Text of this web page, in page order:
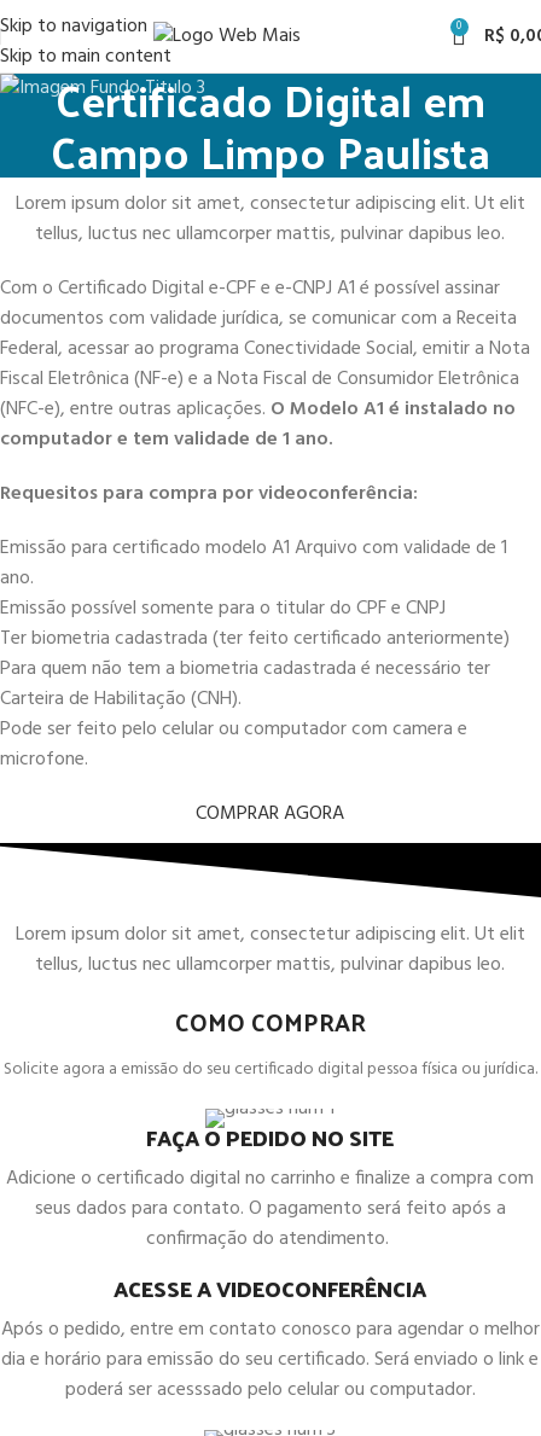
Skip to navigation
Skip to main content
0 R$
Certificado Digital em
Campo Limpo Paulista
Lorem ipsum dolor sit amet, consectetur adipiscing elit. Ut elit
tellus, luctus nec ullamcorper mattis, pulvinar dapibus leo.
Com o Certificado Digital e-CPF e e-CNPJ A1 é possível assinar
documentos com validade jurídica, se comunicar com a Receita
Federal, acessar ao programa Conectividade Social, emitir a Nota
Fiscal Eletrônica (NF-e) e a Nota Fiscal de Consumidor Eletrônica
(NFC-e), entre outras aplicações. O Modelo A1 é instalado no
computador e tem validade de 1 ano.
Requesitos para compra por videoconferência:
Emissão para certificado modelo A1 Arquivo com validade de 1
ano.
Emissão possível somente para o titular do CPF e CNPJ
Ter biometria cadastrada (ter feito certificado anteriormente)
Para quem não tem a biometria cadastrada é necessário ter
Carteira de Habilitação (CNH).
Pode ser feito pelo celular ou computador com camera e
microfone.
COMPRAR AGORA
Lorem ipsum dolor sit amet, consectetur adipiscing elit. Ut elit
tellus, luctus nec ullamcorper mattis, pulvinar dapibus leo.
COMO COMPRAR
Solicite agora a emissão do seu certificado digital pessoa física ou jurídica.
FAÇA O PEDIDO NO SITE
Adicione o certificado digital no carrinho e finalize a compra com
seus dados para contato. O pagamento será feito após a
confirmação do atendimento.
ACESSE A VIDEOCONFERÊNCIA
Após o pedido, entre em contato conosco para agendar o melhor
dia e horário para emissão do seu certificado. Será enviado o link e
poderá ser acesssado pelo celular ou computador.